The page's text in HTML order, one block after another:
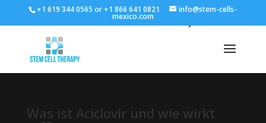
+1 619 344 0565 or +1 866 641 0821 info@stem-cells-
mexico.com
Was ist Aciclovir und wie wirkt